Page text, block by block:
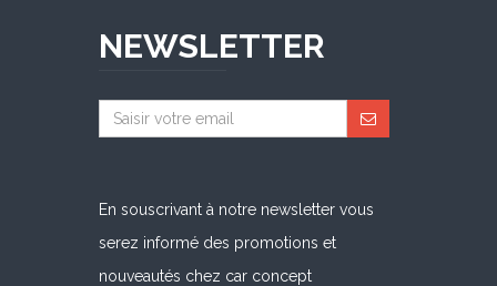
NEWSLETTER
En souscrivant à notre newsletter vous
serez informé des promotions et
nouveautés chez car concept